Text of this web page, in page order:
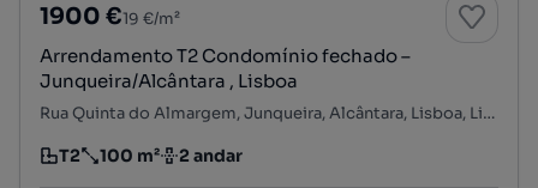
1900 €19 €/m²
Arrendamento T2 Condomínio fechado –
Junqueira/Alcântara , Lisboa
Rua Quinta do Almargem, Junqueira, Alcântara, Lisboa, Lisboa
Tipologia
T2
Preço por metro quadrado
100 m²
Andar 2 andar